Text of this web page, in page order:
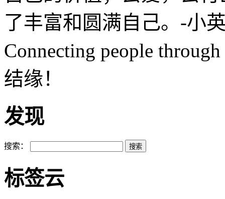
了丰富和圆满自己。-小
Connecting people
结缘！
发现
搜索：
标签云